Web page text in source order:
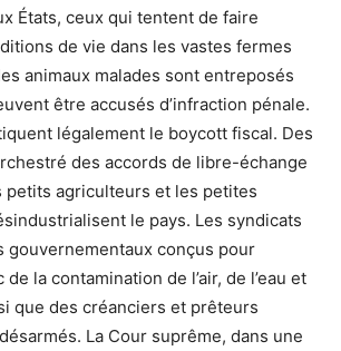
États, ceux qui tentent de faire
de vie dans les vastes fermes
animaux malades sont entreposés
être accusés d’infraction pénale.
légalement le boycott fiscal. Des
des accords de libre-échange
agriculteurs et les petites
le pays. Les syndicats
gouvernementaux conçus pour
la contamination de l’air, de l’eau et
que des créanciers et prêteurs
La Cour suprême, dans une